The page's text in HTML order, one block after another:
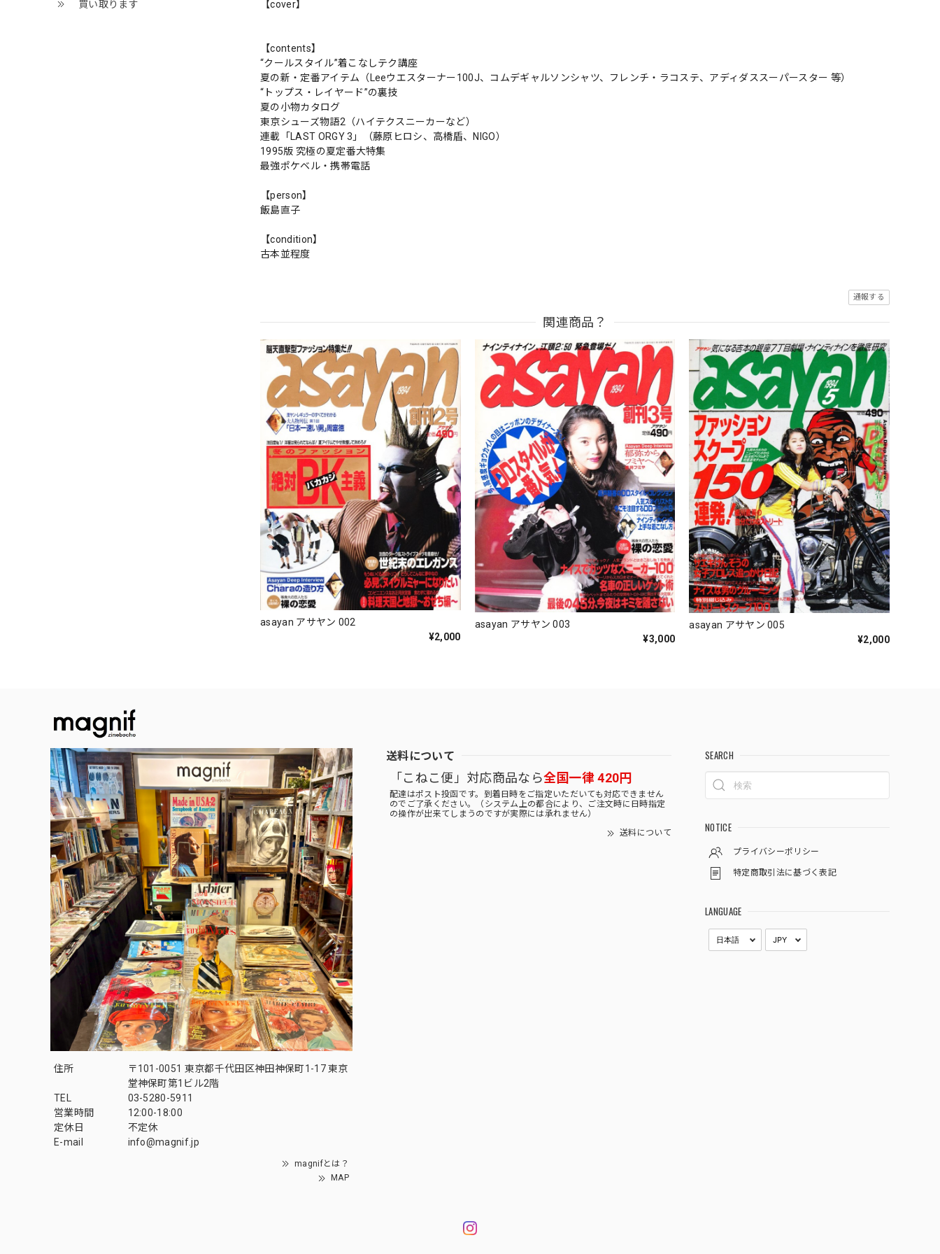
買い取ります 【cover】
【contents】
“クールスタイル”着こなしテク講座
夏の新・定番アイテム（Leeウエスターナー100J、コムデギャルソンシャツ、フレンチ・ラコステ、アディダススーパースター 等）
“トップス・レイヤード”の裏技
夏の小物カタログ
東京シューズ物語2（ハイテクスニーカーなど）
連載「LAST ORGY 3」（藤原ヒロシ、高橋盾、NIGO）
1995版 究極の夏定番大特集
最強ポケベル・携帯電話
【person】
飯島直子
【condition】
古本並程度
通報する
関連商品？
asayan アサヤン 002
¥2,000
asayan アサヤン 003
¥3,000
asayan アサヤン 005
¥2,000
住所
〒101-0051 東京都千代田区神田神保町1-17 東京
堂神保町第1ビル2階
TEL
03-5280-5911
営業時間
12:00-18:00
定休日
不定休
E-mail
info@magnif.jp
magnifとは？
MAP
送料について
「こねこ便」対応商品なら全国一律 420円
配達はポスト投函です。到着日時をご指定いただいても対応できません
のでご了承ください。（システム上の都合により、ご注文時に日時指定
の操作が出来てしまうのですが実際には承れません）
送料について
SEARCH
NOTICE
プライバシーポリシー
特定商取引法に基づく表記
LANGUAGE